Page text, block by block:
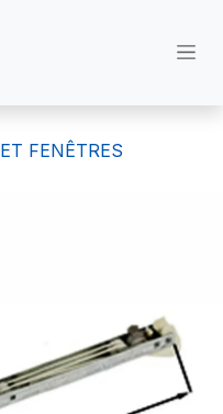
FENÊTRES